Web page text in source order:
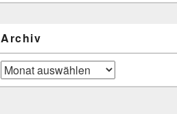
Archiv
Archiv